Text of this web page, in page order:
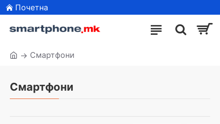
Почетна
Смартфони
Смартфони